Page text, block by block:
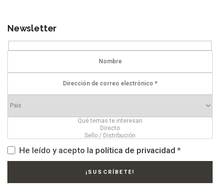
Newsletter
He leído y acepto la política de privacidad *